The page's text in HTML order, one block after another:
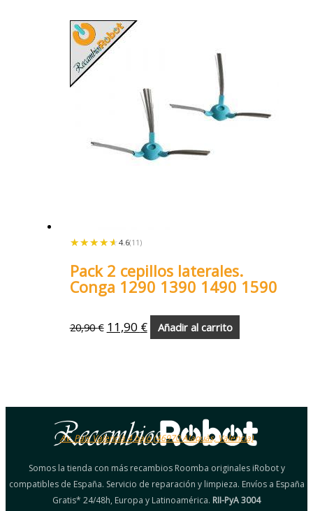
★★★★★
★★★★★ 4.6(11)
Pack 2 cepillos laterales.
Conga 1290 1390 1490 1590
20,90€ 11,90 € Añadir al carrito
Av. País Valencià 4 bajo (46970 Alaquàs, Valencia)
Somos la tienda con más recambios Roomba originales iRobot y
compatibles de España. Servicio de reparación y limpieza. Envíos a España
Gratis* 24/48h, Europa y Latinoamérica. RII-PyA 3004